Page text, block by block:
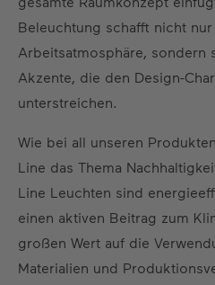
Beleuchtung schafft nicht
Arbeitsatmosphäre, sondern
Akzente, die den Design-
unterstreichen.
Wie bei all unseren
Line das Thema
Line Leuchten sind
einen aktiven Beitrag zum
großen Wert auf die
Materialien und